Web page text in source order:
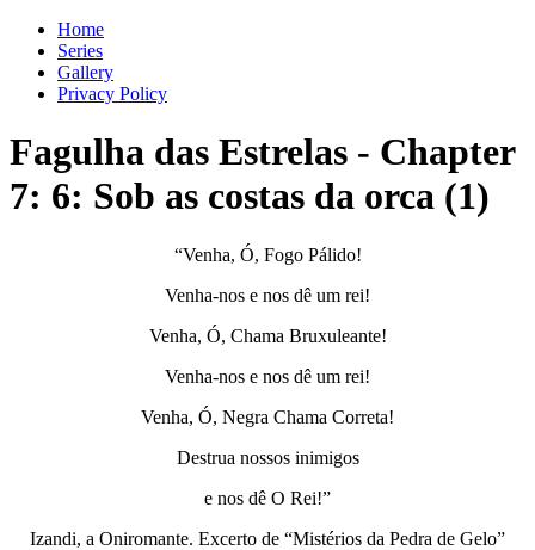
Home
Series
Gallery
Privacy Policy
Fagulha das Estrelas - Chapter
7: 6: Sob as costas da orca (1)
“Venha, Ó, Fogo Pálido!
Venha-nos e nos dê um rei!
Venha, Ó, Chama Bruxuleante!
Venha-nos e nos dê um rei!
Venha, Ó, Negra Chama Correta!
Destrua nossos inimigos
e nos dê O Rei!”
Izandi, a Oniromante. Excerto de “Mistérios da Pedra de Gelo”